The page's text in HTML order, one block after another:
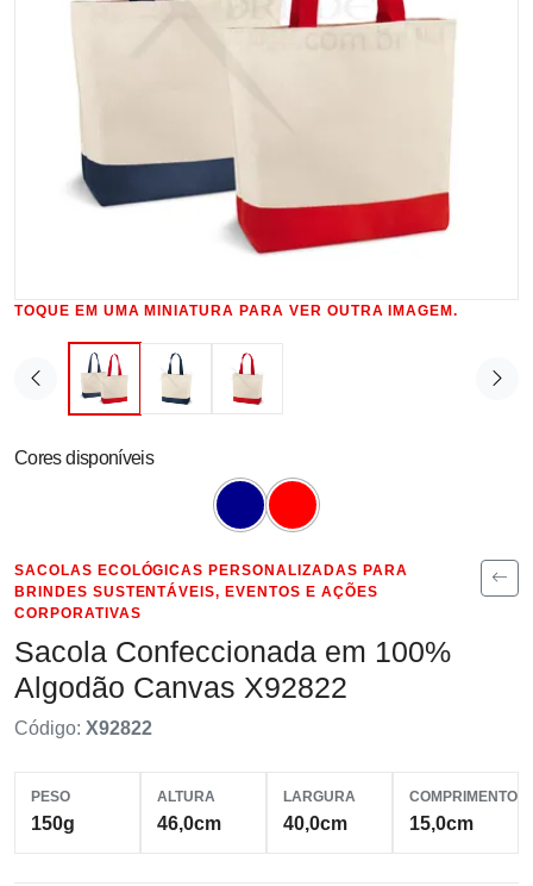
TOQUE EM UMA MINIATURA PARA VER OUTRA IMAGEM.
Cores disponíveis
SACOLAS ECOLÓGICAS PERSONALIZADAS PARA
BRINDES SUSTENTÁVEIS, EVENTOS E AÇÕES
CORPORATIVAS
Sacola Confeccionada em 100%
Algodão Canvas X92822
Código: X92822
PESO
150g
ALTURA
46,0cm
LARGURA
40,0cm
COMPRIMENTO
15,0cm